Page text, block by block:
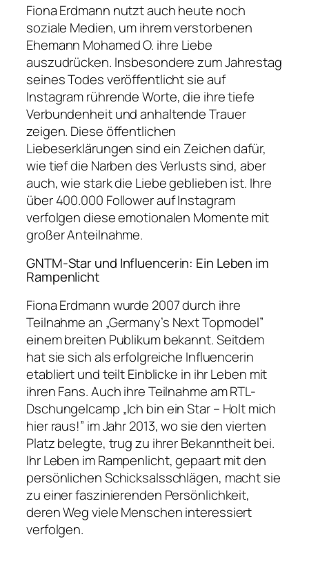
Fiona Erdmann nutzt auch heute noch
soziale Medien, um ihrem verstorbenen
Ehemann Mohamed O. ihre Liebe
auszudrücken. Insbesondere zum Jahrestag
seines Todes veröffentlicht sie auf
Instagram rührende Worte, die ihre tiefe
Verbundenheit und anhaltende Trauer
zeigen. Diese öffentlichen
Liebeserklärungen sind ein Zeichen dafür,
wie tief die Narben des Verlusts sind, aber
auch, wie stark die Liebe geblieben ist. Ihre
über 400.000 Follower auf Instagram
verfolgen diese emotionalen Momente mit
großer Anteilnahme.
GNTM-Star und Influencerin: Ein Leben im
Rampenlicht
Fiona Erdmann wurde 2007 durch ihre
Teilnahme an „Germany’s Next Topmodel”
einem breiten Publikum bekannt. Seitdem
hat sie sich als erfolgreiche Influencerin
etabliert und teilt Einblicke in ihr Leben mit
ihren Fans. Auch ihre Teilnahme am RTL-
Dschungelcamp „Ich bin ein Star – Holt mich
hier raus!” im Jahr 2013, wo sie den vierten
Platz belegte, trug zu ihrer Bekanntheit bei.
Ihr Leben im Rampenlicht, gepaart mit den
persönlichen Schicksalsschlägen, macht sie
zu einer faszinierenden Persönlichkeit,
deren Weg viele Menschen interessiert
verfolgen.